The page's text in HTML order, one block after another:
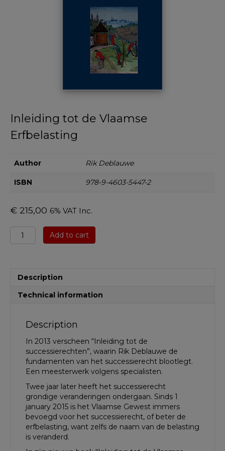
Inleiding tot de Vlaamse
Erfbelasting
Author Rik Deblauwe
ISBN 978-9-4603-5447-2
€ 215,00 6% VAT Inc.
Inleiding
quantity
Add to cart
Description
Technical information
Description
In 2013 verscheen “Inleiding tot de
successierechten”, waarin Rik Deblauwe de
fundamenten van het successierecht blootlegt.
Een meesterwerk volgens specialisten.
Twee jaar later heeft het successierecht
grondige veranderingen ondergaan. Sinds 1
january 2015 is het Vlaamse Gewest immers
bevoegd voor het successierecht, of beter de
erfbelasting, want zelfs de naam van de belasting
is veranderd.